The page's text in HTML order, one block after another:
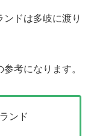
ドは多岐に渡り
考になります。
ンド